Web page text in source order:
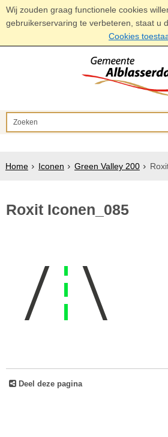
Wij zouden graag functionele cookies
gebruikerservaring te verbeteren, staat u
Cookies
Home Iconen Green Valley 200
Roxit Iconen_085
Deel deze pagina